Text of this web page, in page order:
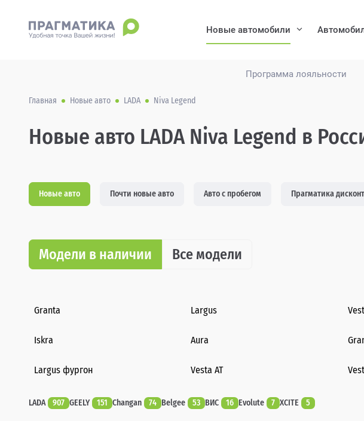
Программа лояльности
Новые автомобили
Главная Новые авто LADA Niva Legend
Новые авто LADA Niva Legend в
Новые авто Почти новые авто Авто с пробегом Прагматика дисконт
Модели в наличии Все модели
Granta Largus
Iskra Aura
Largus фургон Vesta AT
LADA 907 GEELY 151 Changan 74 Belgee 53 ВИС 16 Evolute 7 XCITE 5